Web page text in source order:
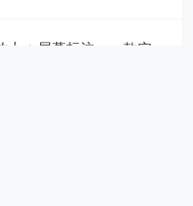
大 + 屏幕标注，一款实